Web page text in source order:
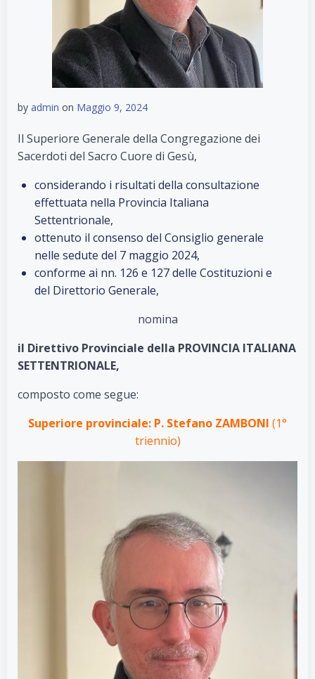
by admin on Maggio 9, 2024
Il Superiore Generale della Congregazione dei
Sacerdoti del Sacro Cuore di Gesù,
considerando i risultati della consultazione
effettuata nella Provincia Italiana
Settentrionale,
ottenuto il consenso del Consiglio generale
nelle sedute del 7 maggio 2024,
conforme ai nn. 126 e 127 delle Costituzioni e
del Direttorio Generale,
nomina
il Direttivo Provinciale della PROVINCIA ITALIANA
SETTENTRIONALE,
composto come segue:
Superiore provinciale: P. Stefano ZAMBONI (1°
triennio)